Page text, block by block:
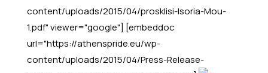
content/uploads/2015/04/prosklisi-Isoria-Mou-
1.pdf" viewer="google"] [embeddoc
url="https://athenspride.eu/wp-
content/uploads/2015/04/Press-Release-